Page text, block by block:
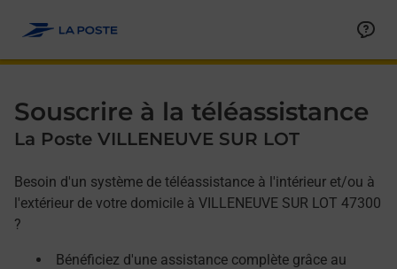
Souscrire à la téléassistance
La Poste VILLENEUVE SUR LOT
Besoin d'un système de téléassistance à l'intérieur et/ou à
l'extérieur de votre domicile à VILLENEUVE SUR LOT 47300
?
Bénéficiez d'une assistance complète grâce au